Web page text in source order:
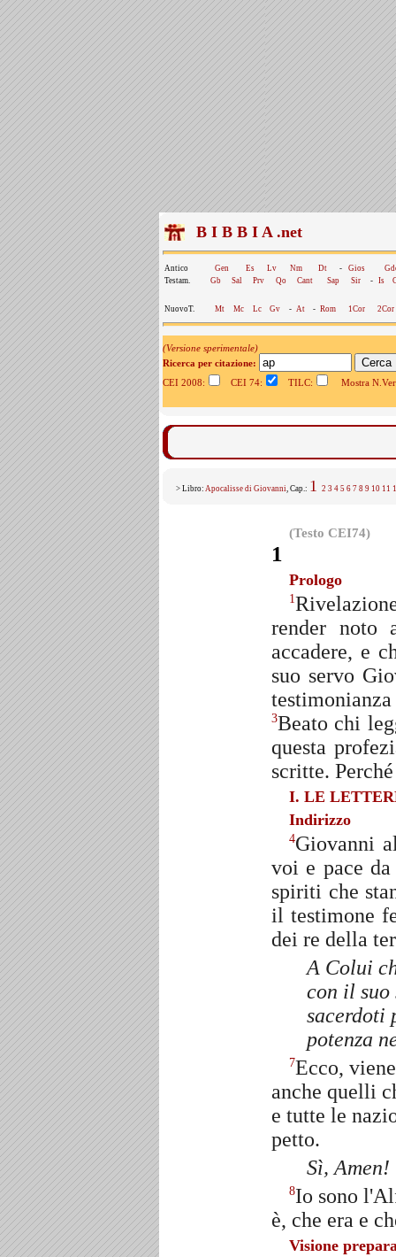
B I B B I A .net
Antico Gen Es Lv Nm Dt - Gios
Testam.
Gb Sal Prv Qo Cant Sap Sir - Is
NuovoT. Mt Mc Lc Gv - At - Rom 1Cor 2Cor
(Versione sperimentale)
Ricerca per citazione:
CEI 2008:
CEI 74: TILC: Mostra
> Libro: Apocalisse di Giovanni, Cap.: 1 2 3 4 5 6 7 8 9 10 11
(Testo CEI74)
1
Prologo
1
render noto
accadere, e
suo servo
3Beato chi
questa
scritte.
I. LE
Indirizzo
4Giovanni
voi e pace
spiriti che
il testimone
dei re della
A Colui
con il suo
sacerdoti
potenza
7Ecco,
anche quelli
e tutte le
petto.
Sì, Amen!
8Io sono
è, che era e
Visione